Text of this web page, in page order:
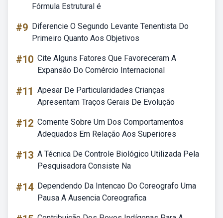
Fórmula Estrutural é
#9 Diferencie O Segundo Levante Tenentista Do
Primeiro Quanto Aos Objetivos
#10 Cite Alguns Fatores Que Favoreceram A
Expansão Do Comércio Internacional
#11 Apesar De Particularidades Crianças
Apresentam Traços Gerais De Evolução
#12 Comente Sobre Um Dos Comportamentos
Adequados Em Relação Aos Superiores
#13 A Técnica De Controle Biológico Utilizada Pela
Pesquisadora Consiste Na
#14 Dependendo Da Intencao Do Coreografo Uma
Pausa A Ausencia Coreografica